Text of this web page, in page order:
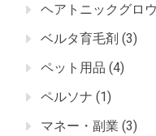
ヘアトニックグロ
ベルタ育毛剤 (3)
ペット用品 (4)
ペルソナ (1)
マネー・副業 (3)